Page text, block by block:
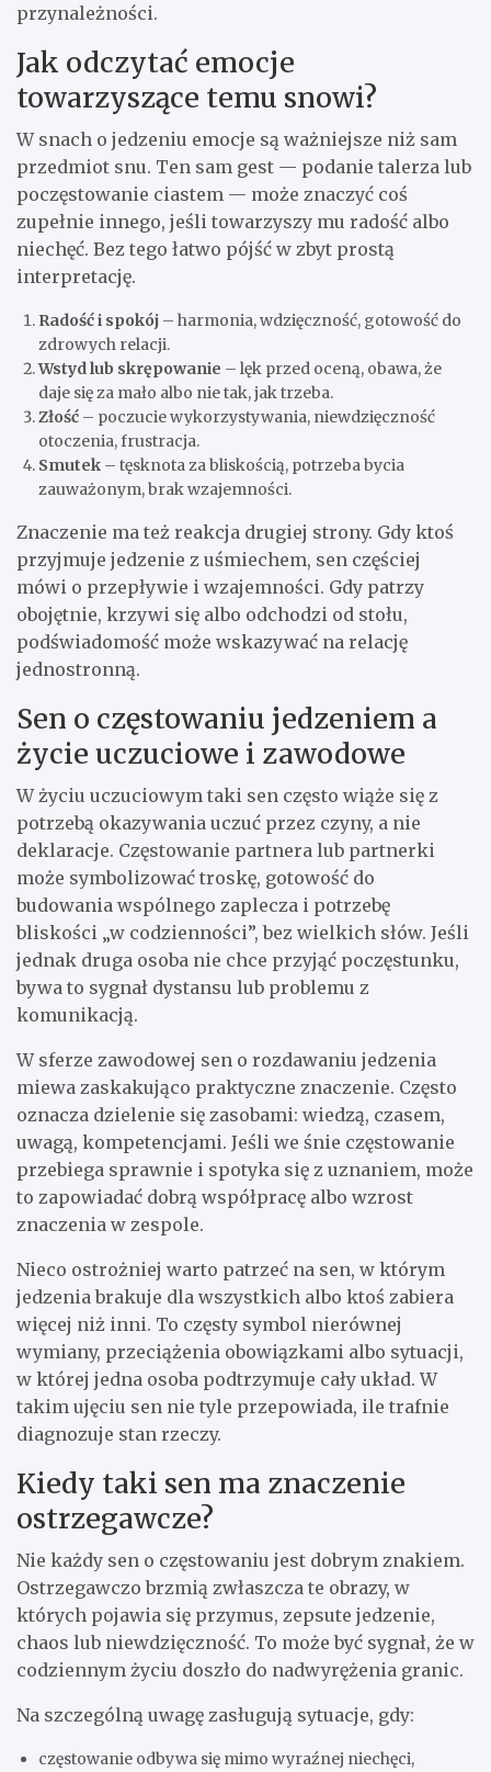
przynależności.
Jak odczytać emocje
towarzyszące temu snowi?
W snach o jedzeniu emocje są ważniejsze niż sam
przedmiot snu. Ten sam gest — podanie talerza lub
poczęstowanie ciastem — może znaczyć coś
zupełnie innego, jeśli towarzyszy mu radość albo
niechęć. Bez tego łatwo pójść w zbyt prostą
interpretację.
Radość i spokój – harmonia, wdzięczność, gotowość do
zdrowych relacji.
Wstyd lub skrępowanie – lęk przed oceną, obawa, że
daje się za mało albo nie tak, jak trzeba.
Złość – poczucie wykorzystywania, niewdzięczność
otoczenia, frustracja.
Smutek – tęsknota za bliskością, potrzeba bycia
zauważonym, brak wzajemności.
Znaczenie ma też reakcja drugiej strony. Gdy ktoś
przyjmuje jedzenie z uśmiechem, sen częściej
mówi o przepływie i wzajemności. Gdy patrzy
obojętnie, krzywi się albo odchodzi od stołu,
podświadomość może wskazywać na relację
jednostronną.
Sen o częstowaniu jedzeniem a
życie uczuciowe i zawodowe
W życiu uczuciowym taki sen często wiąże się z
potrzebą okazywania uczuć przez czyny, a nie
deklaracje. Częstowanie partnera lub partnerki
może symbolizować troskę, gotowość do
budowania wspólnego zaplecza i potrzebę
bliskości „w codzienności”, bez wielkich słów. Jeśli
jednak druga osoba nie chce przyjąć poczęstunku,
bywa to sygnał dystansu lub problemu z
komunikacją.
W sferze zawodowej sen o rozdawaniu jedzenia
miewa zaskakująco praktyczne znaczenie. Często
oznacza dzielenie się zasobami: wiedzą, czasem,
uwagą, kompetencjami. Jeśli we śnie częstowanie
przebiega sprawnie i spotyka się z uznaniem, może
to zapowiadać dobrą współpracę albo wzrost
znaczenia w zespole.
Nieco ostrożniej warto patrzeć na sen, w którym
jedzenia brakuje dla wszystkich albo ktoś zabiera
więcej niż inni. To częsty symbol nierównej
wymiany, przeciążenia obowiązkami albo sytuacji,
w której jedna osoba podtrzymuje cały układ. W
takim ujęciu sen nie tyle przepowiada, ile trafnie
diagnozuje stan rzeczy.
Kiedy taki sen ma znaczenie
ostrzegawcze?
Nie każdy sen o częstowaniu jest dobrym znakiem.
Ostrzegawczo brzmią zwłaszcza te obrazy, w
których pojawia się przymus, zepsute jedzenie,
chaos lub niewdzięczność. To może być sygnał, że w
codziennym życiu doszło do nadwyrężenia granic.
Na szczególną uwagę zasługują sytuacje, gdy:
częstowanie odbywa się mimo wyraźnej niechęci,